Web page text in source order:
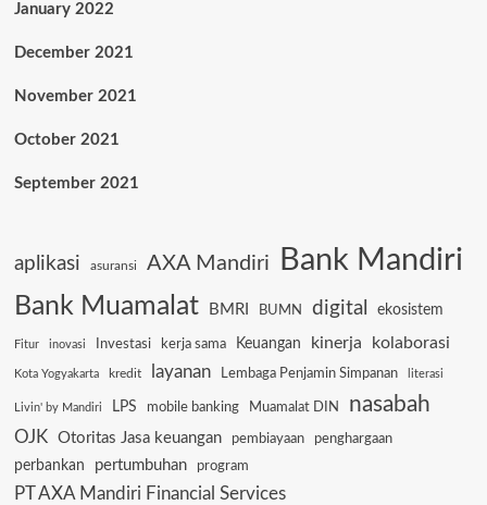
January 2022
December 2021
November 2021
October 2021
September 2021
aplikasi asuransi AXA Mandiri Bank Mandiri
Bank Muamalat BMRI BUMN digital ekosistem
Fitur inovasi Investasi kerja sama Keuangan kinerja kolaborasi
Kota Yogyakarta kredit layanan Lembaga Penjamin Simpanan literasi
Livin' by Mandiri LPS mobile banking Muamalat DIN nasabah
OJK Otoritas Jasa keuangan pembiayaan
penghargaan
perbankan
pertumbuhan program
PT AXA Mandiri Financial Services